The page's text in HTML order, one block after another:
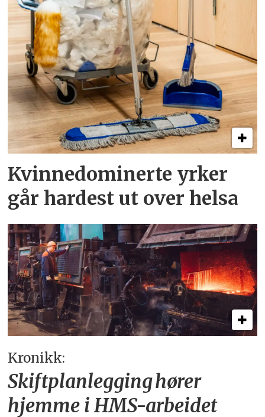
Kvinnedominerte yrker
går hardest ut over helsa
Kronikk:
Skiftplanlegging hører
hjemme i HMS-arbeidet